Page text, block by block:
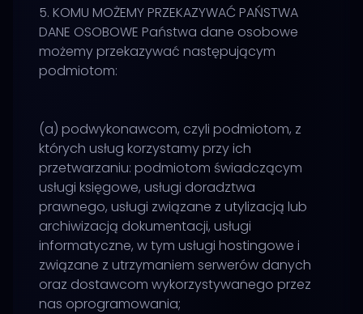
5. KOMU MOŻEMY PRZEKAZYWAĆ PAŃSTWA
DANE OSOBOWE Państwa dane osobowe
możemy przekazywać następującym
podmiotom:
(a) podwykonawcom, czyli podmiotom, z
których usług korzystamy przy ich
przetwarzaniu: podmiotom świadczącym
usługi księgowe, usługi doradztwa
prawnego, usługi związane z utylizacją lub
archiwizacją dokumentacji, usługi
informatyczne, w tym usługi hostingowe i
związane z utrzymaniem serwerów danych
oraz dostawcom wykorzystywanego przez
nas oprogramowania;